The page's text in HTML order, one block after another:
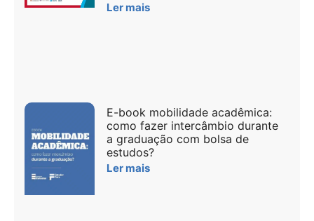
Ler mais
E-book mobilidade acadêmica:
como fazer intercâmbio durante
a graduação com bolsa de
estudos?
Ler mais